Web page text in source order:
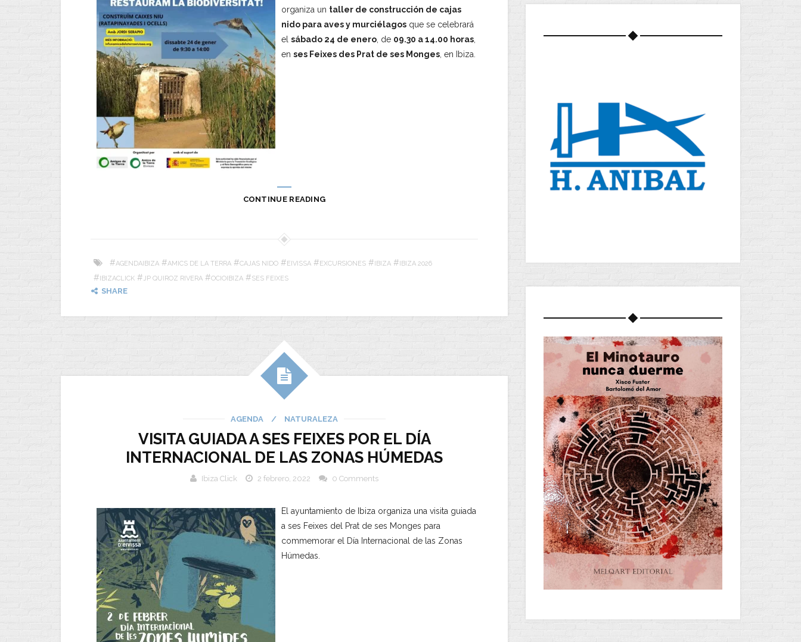
organiza un taller de construcción de cajas
nido para aves y murciélagos que se celebrará
el sábado 24 de enero , de 09.30 a 14.00 horas
en ses Feixes des Prat de ses Monges , en Ibiza.
CONTINUE READING
#AGENDAIBIZA #AMICS DE LA TERRA #CAJAS NIDO #EIVISSA #EXCURSIONES #IBIZA #IBIZA 2026
#IBIZACLICK #JP QUIROZ RIVERA #OCIOIBIZA #SES FEIXES
SHARE
AGENDA / NATURALEZA
VISITA GUIADA A SES FEIXES POR EL DÍA
INTERNACIONAL DE LAS ZONAS HÚMEDAS
Ibiza Click 2 febrero, 2022 0 Comments
El ayuntamiento de Ibiza organiza una visita guiada
a ses Feixes del Prat de ses Monges para
commemorar el Día Internacional de las Zonas
Húmedas.